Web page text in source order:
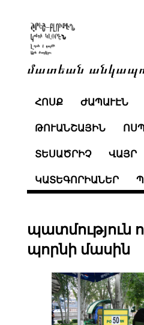
մատեան
ՀՈՍՔ ԺԱՊԱՒԷՆ
ԹՈՒԱՆՇԱՅԻՆ
ՏԵՍԱԾՐԻՉ ՎԱՅՐ
ԿԱՏԵԳՈՐԻԱՆԵՐ
պատմություն
պորնի մասին